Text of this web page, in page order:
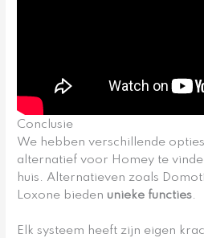
Conclusie
We hebben verschillende
alternatief voor Homey te
huis. Alternatieven zoals
Loxone bieden unieke functies.
Elk systeem heeft zijn eigen